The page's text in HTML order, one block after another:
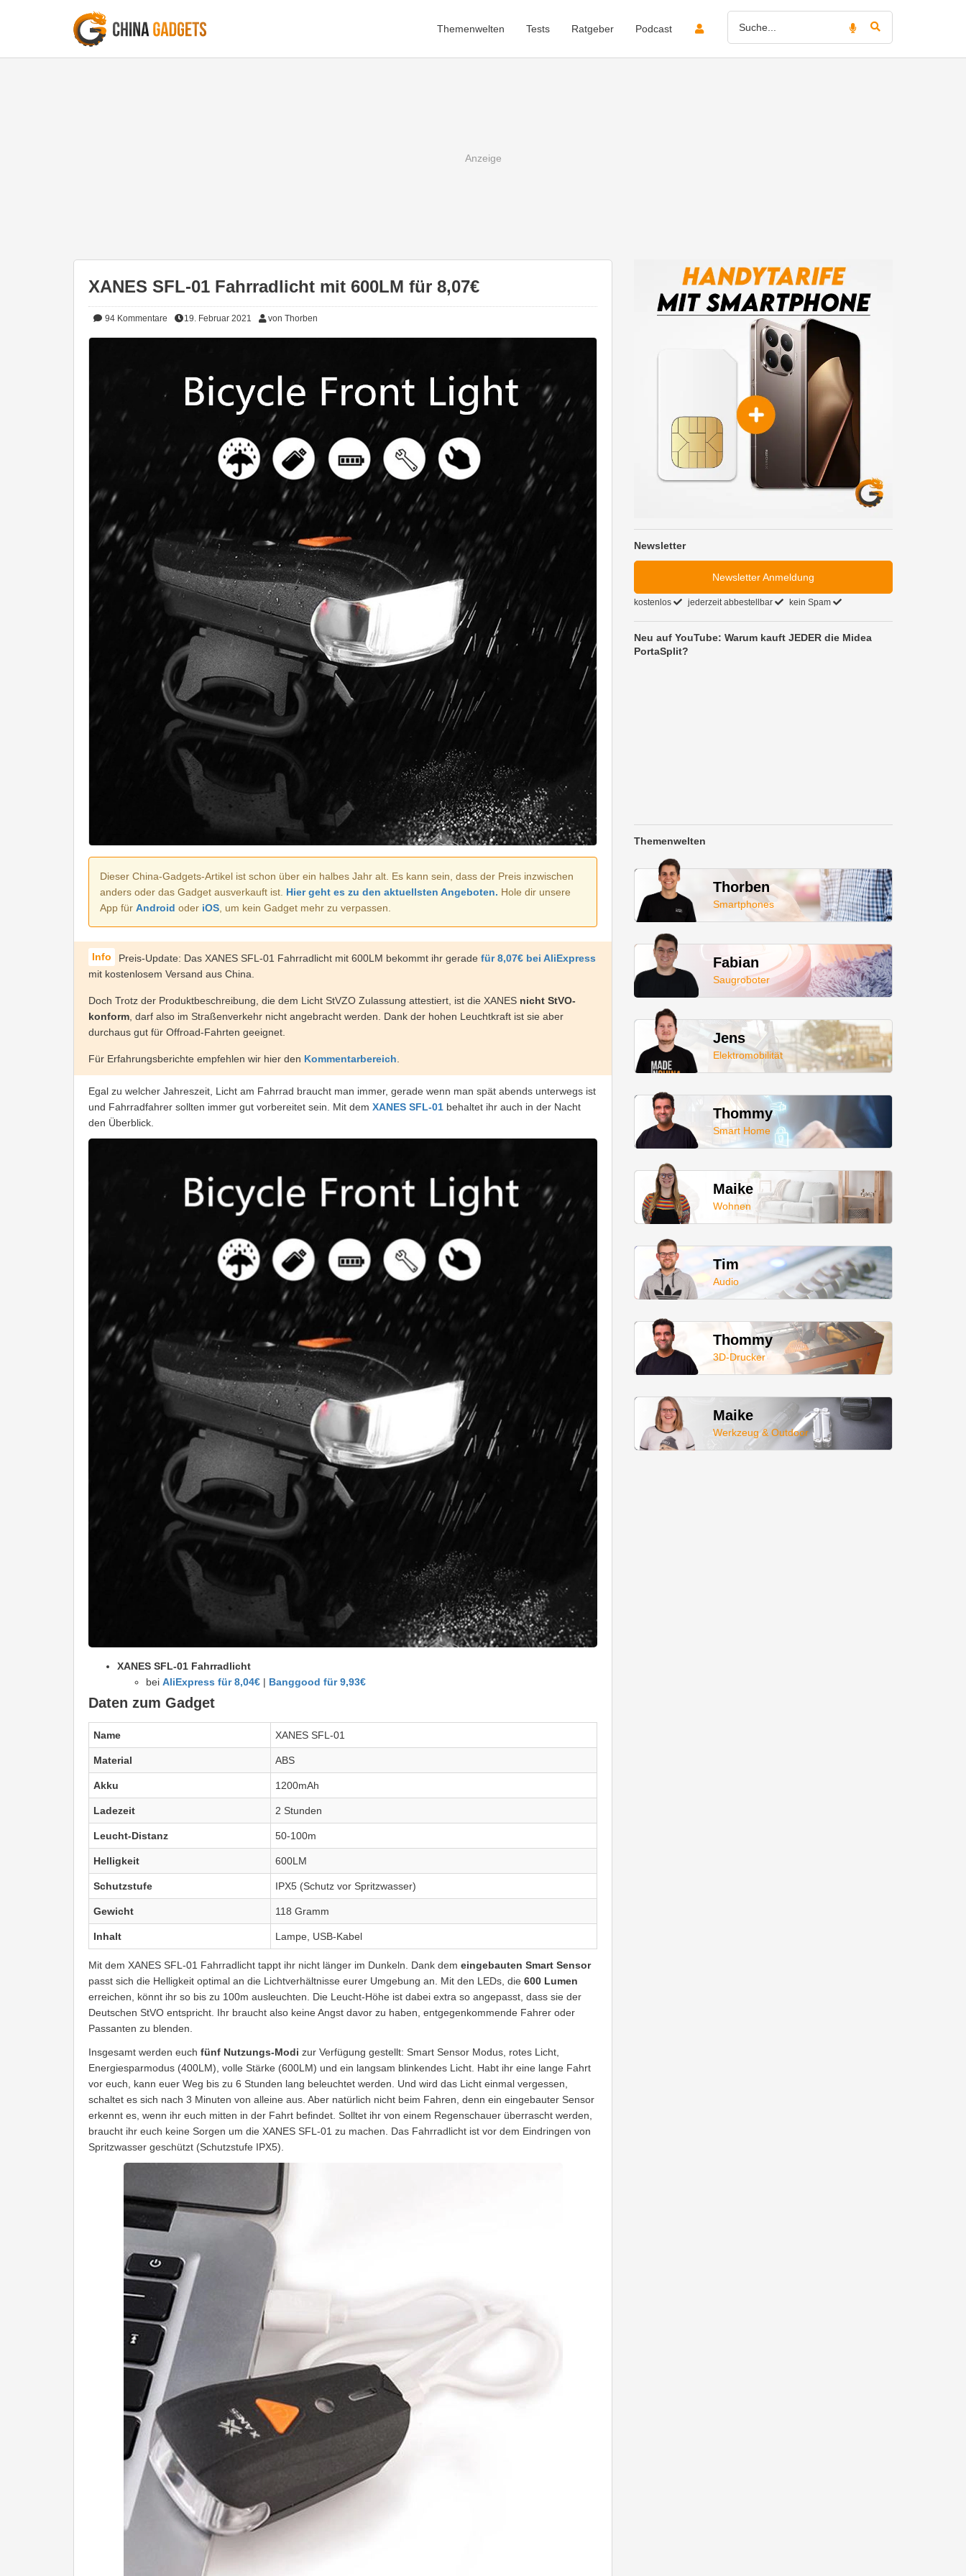
Themenwelten Tests Ratgeber Podcast
XANES SFL-01 Fahrradlicht mit 600LM für 8,07€
94 Kommentare 19. Februar 2021 von Thorben
Dieser China-Gadgets-Artikel ist schon über ein halbes Jahr alt. Es kann sein, dass der Preis inzwischen
anders oder das Gadget ausverkauft ist. Hier geht es zu den aktuellsten Angeboten. Hole dir unsere
App für Android oder iOS , um kein Gadget mehr zu verpassen.
Preis-Update: Das XANES SFL-01 Fahrradlicht mit 600LM bekommt ihr gerade für 8,07€ bei AliExpress
mit kostenlosem Versand aus China.
Doch Trotz der Produktbeschreibung, die dem Licht StVZO Zulassung attestiert, ist die XANES nicht StVO-
konform , darf also im Straßenverkehr nicht angebracht werden. Dank der hohen Leuchtkraft ist sie aber
durchaus gut für Offroad-Fahrten geeignet.
Für Erfahrungsberichte empfehlen wir hier den Kommentarbereich
Egal zu welcher Jahreszeit, Licht am Fahrrad braucht man immer, gerade wenn man spät abends unterwegs ist
und Fahrradfahrer sollten immer gut vorbereitet sein. Mit dem XANES SFL-01 behaltet ihr auch in der Nacht
den Überblick.
XANES SFL-01 Fahrradlicht
bei AliExpress für 8,04€ | Banggood für 9,93€
Daten zum Gadget
Name XANES SFL-01
Material ABS
Akku 1200mAh
Ladezeit 2 Stunden
Leucht-Distanz 50-100m
Helligkeit 600LM
Schutzstufe IPX5 (Schutz vor Spritzwasser)
Gewicht 118 Gramm
Inhalt Lampe, USB-Kabel
Mit dem XANES SFL-01 Fahrradlicht tappt ihr nicht länger im Dunkeln. Dank dem eingebauten Smart Sensor
passt sich die Helligkeit optimal an die Lichtverhältnisse eurer Umgebung an. Mit den LEDs, die 600 Lumen
erreichen, könnt ihr so bis zu 100m ausleuchten. Die Leucht-Höhe ist dabei extra so angepasst, dass sie der
Deutschen StVO entspricht. Ihr braucht also keine Angst davor zu haben, entgegenkommende Fahrer oder
Passanten zu blenden.
Insgesamt werden euch fünf Nutzungs-Modi zur Verfügung gestellt: Smart Sensor Modus, rotes Licht,
Energiesparmodus (400LM), volle Stärke (600LM) und ein langsam blinkendes Licht. Habt ihr eine lange Fahrt
vor euch, kann euer Weg bis zu 6 Stunden lang beleuchtet werden. Und wird das Licht einmal vergessen,
schaltet es sich nach 3 Minuten von alleine aus. Aber natürlich nicht beim Fahren, denn ein eingebauter Sensor
erkennt es, wenn ihr euch mitten in der Fahrt befindet. Solltet ihr von einem Regenschauer überrascht werden,
braucht ihr euch keine Sorgen um die XANES SFL-01 zu machen. Das Fahrradlicht ist vor dem Eindringen von
Spritzwasser geschützt (Schutzstufe IPX5).
Newsletter
Newsletter Anmeldung
kostenlos jederzeit abbestellbar kein Spam
Neu auf YouTube: Warum kauft JEDER die Midea
PortaSplit?
Themenwelten
Thorben
Smartphones
Fabian
Saugroboter
Jens
Elektromobilität
Thommy
Smart Home
Maike
Wohnen
Tim
Audio
Thommy
3D-Drucker
Maike
Werkzeug & Outdoor